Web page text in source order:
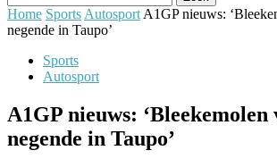
Home Sports Autosport A1GP nieuws:
negende in Taupo’
Sports
Autosport
A1GP nieuws: ‘Bleekemolen
negende in Taupo’